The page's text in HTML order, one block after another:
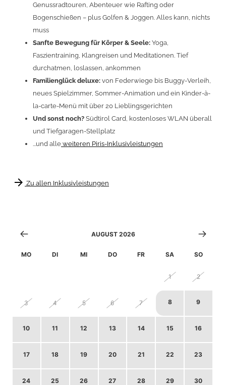
Genussradtouren, Abenteuer wie Rafting oder
Bogenschießen – plus Golfen & Joggen. Alles kann, nichts
muss
Sanfte Bewegung für Körper & Seele: Yoga,
Faszientraining, Klangreisen und Meditationen. Tief
durchatmen, loslassen, ankommen
Familienglück deluxe: von Federwiege bis Buggy-Verleih,
neues Spielzimmer, Sommer-Animation und ein Kinder-à-
la-carte-Menü mit über 20 Lieblingsgerichten
Und sonst noch? Südtirol Card, kostenloses WLAN überall
und Tiefgaragen-Stellplatz
...und alle weiteren Piris-Inklusivleistungen
arrow_forward Zu allen Inklusivleistungen
AUGUST 2026
MO DI MI DO FR SA SO
1 2
3 4 5 6 7 8 9
10 11 12 13 14 15 16
17 18 19 20 21 22 23
24 25 26 27 28 29 30